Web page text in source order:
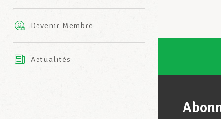
Devenir Membre
Actualités